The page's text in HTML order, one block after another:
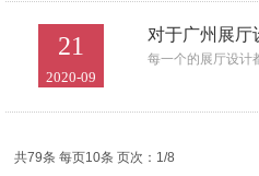
21
2020-09
对于广州展厅
每一个的展厅设计
共79条 每页10条 页次：1/8